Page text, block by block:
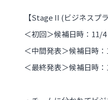
【Stage II (ビジネスプ
＜初回＞候補日時：11/
＜中間発表＞候補日時
＜最終発表＞候補日時